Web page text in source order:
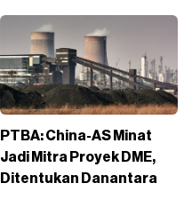
PTBA: China-AS Minat
Jadi Mitra Proyek DME,
Ditentukan Danantara